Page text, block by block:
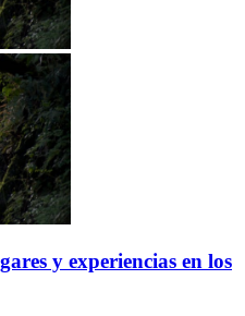
y experiencias en los